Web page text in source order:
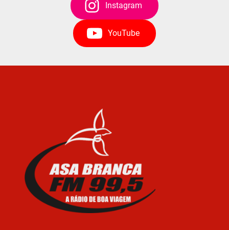
Instagram
YouTube